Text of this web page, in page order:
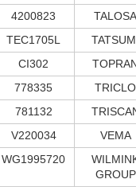
4200823 TALOSA
TEC1705L
CI302
778335 TRICLO
781132
V220034 VEMA
WG1995720
GROUP